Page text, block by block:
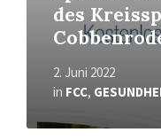
des
2. Juni 2022
in FCC,